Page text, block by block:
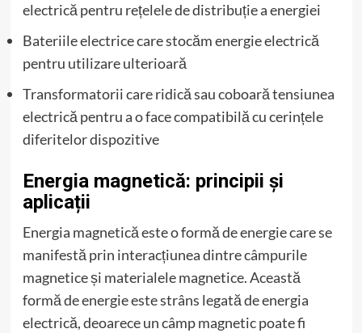
electrică pentru rețelele de distribuție a energiei
Bateriile electrice care stocăm energie electrică
pentru utilizare ulterioară
Transformatorii care ridică sau coboară tensiunea
electrică pentru a o face compatibilă cu cerințele
diferitelor dispozitive
Energia magnetică: principii și
aplicații
Energia magnetică este o formă de energie care se
manifestă prin interacțiunea dintre câmpurile
magnetice și materialele magnetice. Această
formă de energie este strâns legată de energia
electrică, deoarece un câmp magnetic poate fi